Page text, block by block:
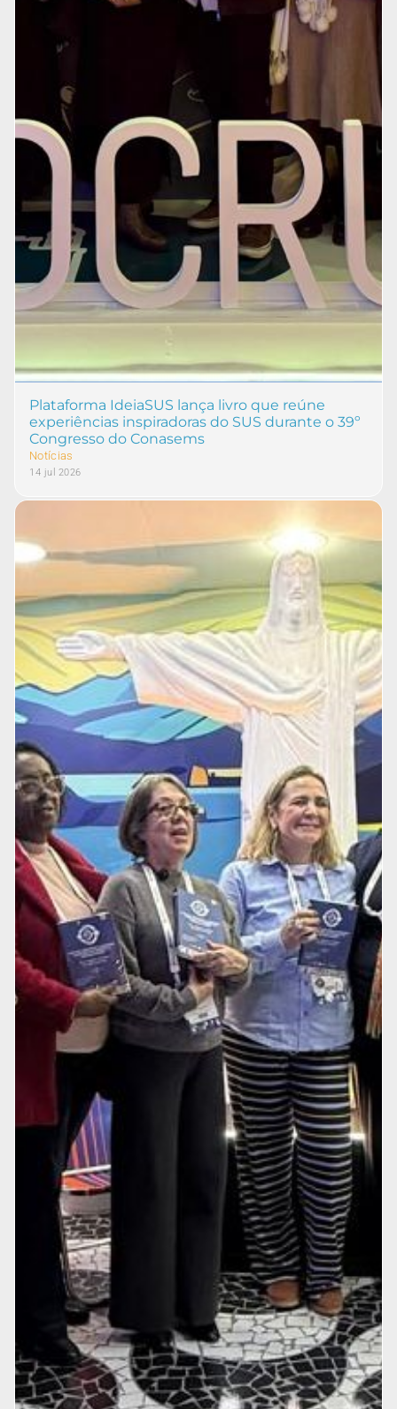
Plataforma IdeiaSUS lança livro que reúne
experiências inspiradoras do SUS durante o 39º
Congresso do Conasems
Notícias
14 jul 2026